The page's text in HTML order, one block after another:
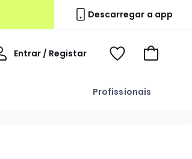
Descarregar a app
Profissionais
Entrar / Registar
Voir
Ir
carrinho